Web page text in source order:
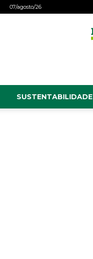
07/agosto/26
SUSTENTABILIDADE